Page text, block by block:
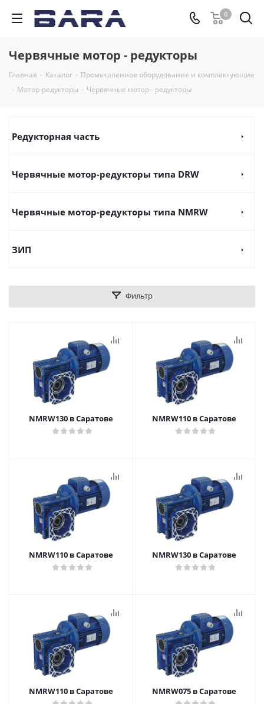
0
Червячные мотор - редукторы
Главная - Каталог - Промышленное оборудование и комплектующие
- Мотор-редукторы - Червячные мотор - редукторы
Редукторная часть
Червячные мотор-редукторы типа DRW
Червячные мотор-редукторы типа NMRW
ЗИП
Фильтр
NMRW130 в Саратове NMRW110 в Саратове
NMRW110 в Саратове NMRW130 в Саратове
NMRW110 в Саратове NMRW075 в Саратове